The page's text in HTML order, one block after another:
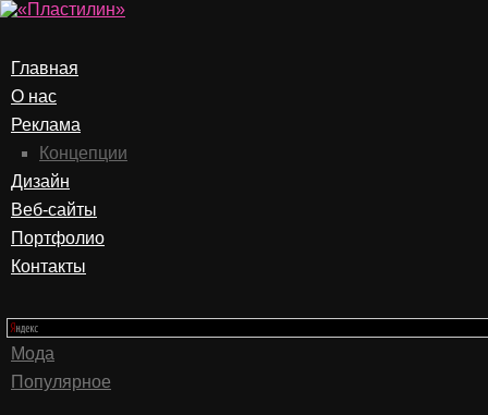
Главная
О нас
Реклама
Концепции
Дизайн
Веб-сайты
Портфолио
Контакты
Мода
Популярное